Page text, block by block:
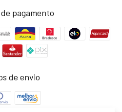
pagamento
de envio